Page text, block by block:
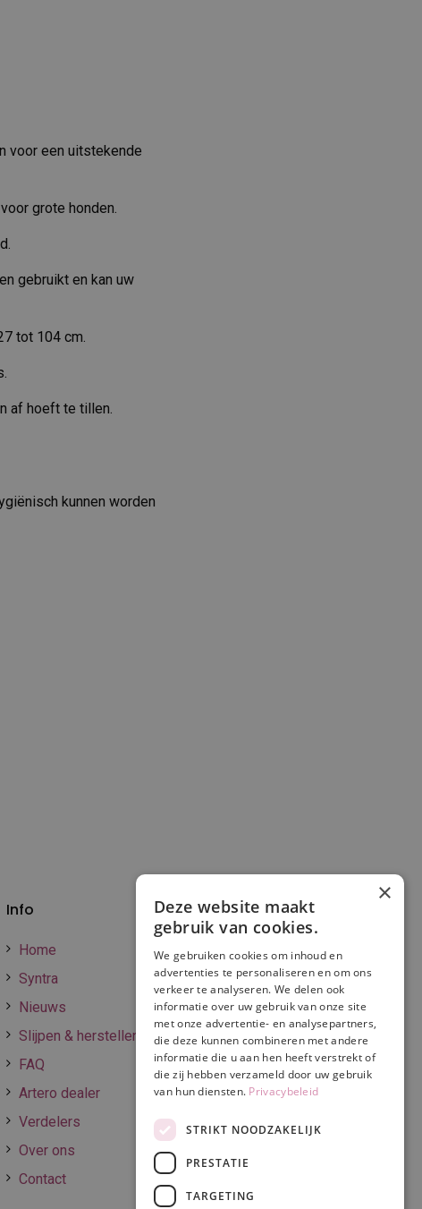
voor een uitstekende
grote honden.
gebruikt en kan uw
tot 104 cm.
af hoeft te tillen.
kunnen worden
Info
Home
Syntra
Nieuws
Slijpen & herstellen
FAQ
Artero dealer
Verdelers
Over ons
Contact
Verzenden en
betalen
Online betalen
Retourneren
Algemene
voorwaarden
Privacy & Cookie
policy
Disclaimer
×
Deze website maakt
gebruik van cookies.
We gebruiken cookies om inhoud en
advertenties te personaliseren en om ons
verkeer te analyseren. We delen ook
informatie over uw gebruik van onze site
met onze advertentie- en analysepartners,
die deze kunnen combineren met andere
informatie die u aan hen heeft verstrekt of
die zij hebben verzameld door uw gebruik
van hun diensten. Privacybeleid
STRIKT NOODZAKELIJK
PRESTATIE
TARGETING